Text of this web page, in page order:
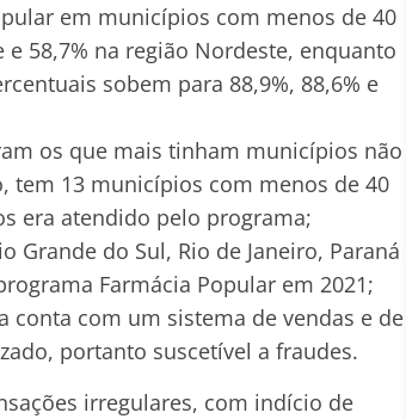
em municípios com menos de 40
58,7% na região Nordeste, enquanto
sobem para 88,9%, 88,6% e
os que mais tinham municípios não
tem 13 municípios com menos de 40
era atendido pelo programa;
Grande do Sul, Rio de Janeiro, Paraná
Farmácia Popular em 2021;
conta com um sistema de vendas e de
portanto suscetível a fraudes.
irregulares, com indício de